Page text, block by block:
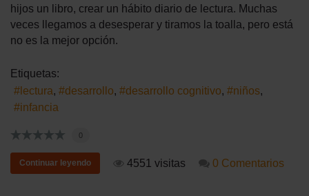
hijos un libro, crear un hábito diario de lectura. Muchas
veces llegamos a desesperar y tiramos la toalla, pero está
no es la mejor opción.
Etiquetas:
lectura
desarrollo desarrollo cognitivo
niños
infancia
0
Continuar leyendo 4551 visitas 0 Comentarios